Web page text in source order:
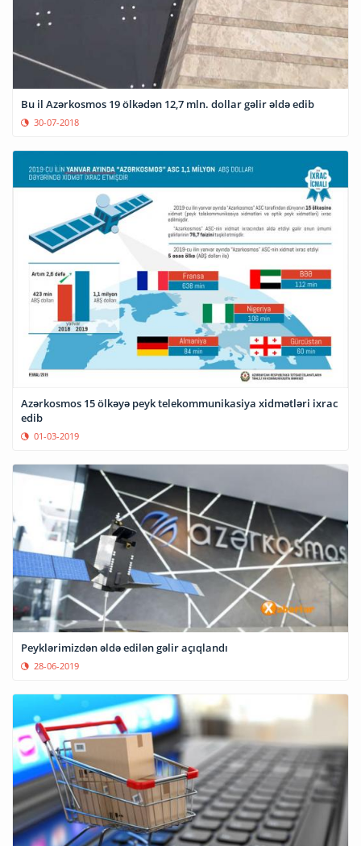
Bu il Azərkosmos 19 ölkədən 12,7 mln. dollar gəlir əldə edib
30-07-2018
Azərkosmos 15 ölkəyə peyk telekommunikasiya xidmətləri ixrac
edib
01-03-2019
Peyklərimizdən əldə edilən gəlir açıqlandı
28-06-2019